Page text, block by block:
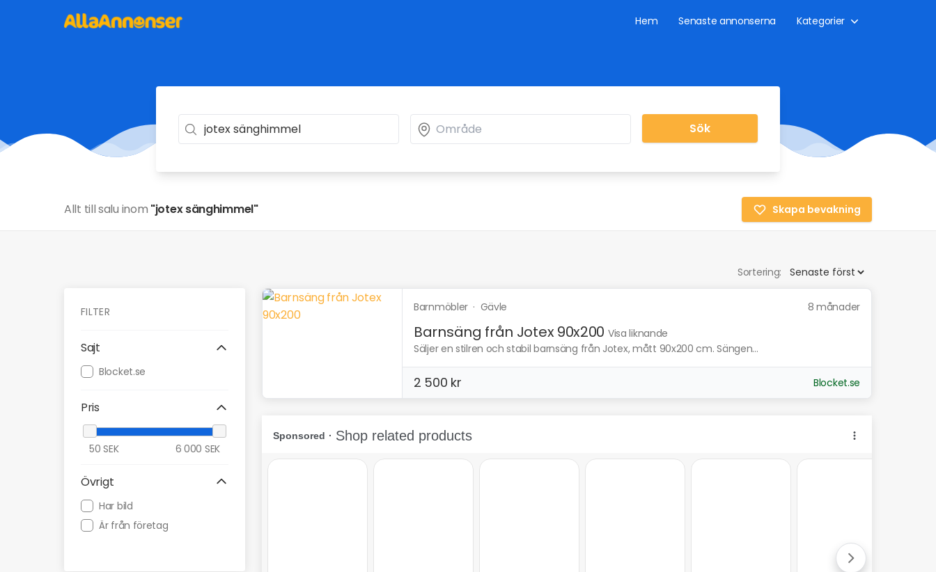
Hem Senaste annonserna Kategorier
Sök
Allt till salu inom "jotex sänghimmel" Skapa bevakning
Sortering:
FILTER
Sajt
Blocket.se
Pris
50 SEK 6 000 SEK
Övrigt
Har bild
Är från företag
Barnmöbler · Gävle 8 månader
Barnsäng från Jotex 90x200 Visa liknande
Säljer en stilren och stabil barnsäng från Jotex, mått 90x200 cm. Sängen...
2 500 kr Blocket.se